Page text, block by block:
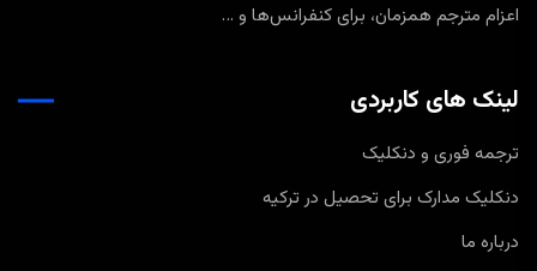
اعزام مترجم همزمان، برای کنفرانس‌ها و …
لینک های کاربردی
ترجمه فوری و دنکلیک
دنکلیک مدارک برای تحصیل در ترکیه
درباره ما